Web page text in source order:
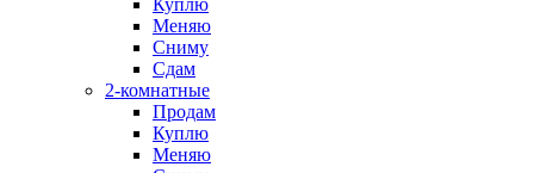
Меняю
Сниму
Сдам
2-комнатные
Продам
Куплю
Меняю